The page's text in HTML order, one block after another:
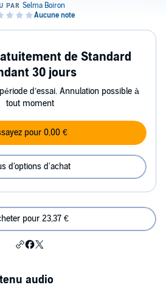
de Standard
30 jours
d’essai. Annulation possible à
tout moment
pour 0,00 €
d'options d'achat
pour 23,37 €
audio